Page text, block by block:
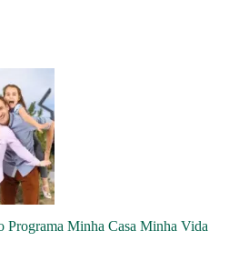
Programa Minha Casa Minha Vida